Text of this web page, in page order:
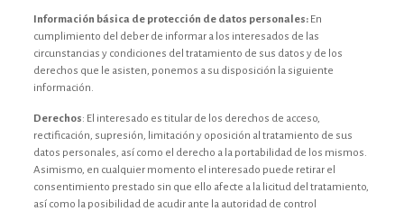
Información básica de protección de datos personales: En
cumplimiento del deber de informar a los interesados de las
circunstancias y condiciones del tratamiento de sus datos y de los
derechos que le asisten, ponemos a su disposición la siguiente
información.
Derechos: El interesado es titular de los derechos de acceso,
rectificación, supresión, limitación y oposición al tratamiento de sus
datos personales, así como el derecho a la portabilidad de los mismos.
Asimismo, en cualquier momento el interesado puede retirar el
consentimiento prestado sin que ello afecte a la licitud del tratamiento,
así como la posibilidad de acudir ante la autoridad de control